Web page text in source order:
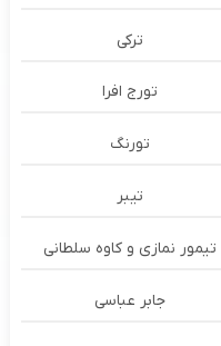
ترکی
تورج افرا
تورنگ
تیبر
تیمور نمازی و کاوه سلطانی
جابر عباسی